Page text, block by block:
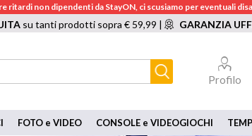
non dipendenti da StayON, ci scusiamo per eventuali
su tanti prodotti sopra € 59,99 | GARANZIA
Profilo
FOTO e VIDEO CONSOLE e VIDEOGIOCHI